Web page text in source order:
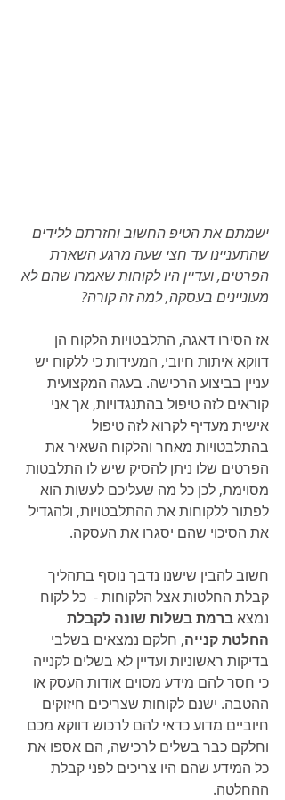
ישמתם את הטיפ החשוב וחזרתם ללידים
שהתעניינו עד חצי שעה מרגע השארת
הפרטים, ועדיין היו לקוחות שאמרו שהם לא
מעוניינים בעסקה, למה זה קורה?
אז הסירו דאגה, התלבטויות הלקוח הן
דווקא איתות חיובי, המעידות כי ללקוח יש
עניין בביצוע הרכישה. בעגה המקצועית
קוראים לזה טיפול בהתנגדויות, אך אני
אישית מעדיף לקרוא לזה טיפול
בהתלבטויות מאחר והלקוח השאיר את
הפרטים שלו ניתן להסיק שיש לו התלבטות
מסוימת, לכן כל מה שעליכם לעשות הוא
לפתור ללקוחות את ההתלבטויות, ולהגדיל
את הסיכוי שהם יסגרו את העסקה.
חשוב להבין שישנו נדבך נוסף בתהליך
קבלת החלטות אצל הלקוחות -  כל לקוח
נמצא ברמת בשלות שונה לקבלת
החלטת קנייה, חלקם נמצאים בשלבי
בדיקות ראשוניות ועדיין לא בשלים לקנייה
כי חסר להם מידע מסוים אודות העסק או
ההטבה. ישנם לקוחות שצריכים חיזוקים
חיוביים מדוע כדאי להם לרכוש דווקא מכם
וחלקם כבר בשלים לרכישה, הם אספו את
כל המידע שהם היו צריכים לפני קבלת
ההחלטה.